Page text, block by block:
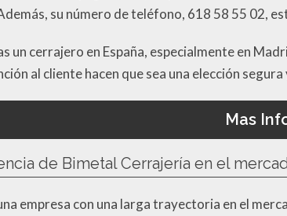
su número de teléfono, 618 58 55 02,
un cerrajero en España, especialmente en
al cliente hacen que sea una elección
Mas
de Bimetal Cerrajería en el
empresa con una larga trayectoria en el